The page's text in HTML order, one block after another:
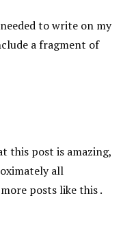
to write on my
a fragment of
this post is amazing,
all
posts like this .